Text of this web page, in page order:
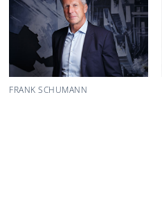
FRANK SCHUMANN